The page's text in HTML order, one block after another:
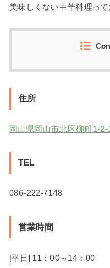
美味しくない中華料理って
住所
岡山県岡山市北区柳町1-
TEL
086-222-7148
営業時間
[平日] 11：00～14：00